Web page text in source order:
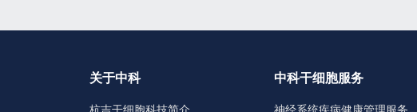
关于中科 中科干细胞服务